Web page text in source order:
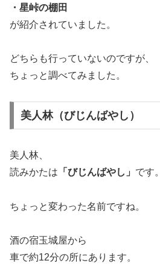
・星峠の棚田
が紹介されていました。
どちらも行っていないのですが、
ちょっと調べてみました。
美人林（びじんばやし）
美人林、
読みかたは 「びじんばやし」 です。
ちょっと変わった名前ですね。
酒の宿玉城屋から
車で約12分の所にあります。